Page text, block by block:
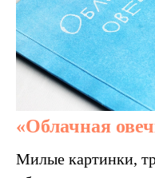
«Облачная
Милые картинки,